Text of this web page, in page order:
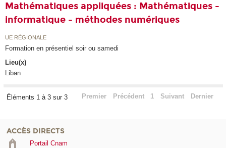
Mathématiques appliquées : Mathématiques -
informatique - méthodes numériques
UE RÉGIONALE
Formation en présentiel soir ou samedi
Lieu(x)
Liban
Éléments 1 à 3 sur 3 Premier Précédent 1 Suivant Dernier
ACCÈS DIRECTS
Portail Cnam